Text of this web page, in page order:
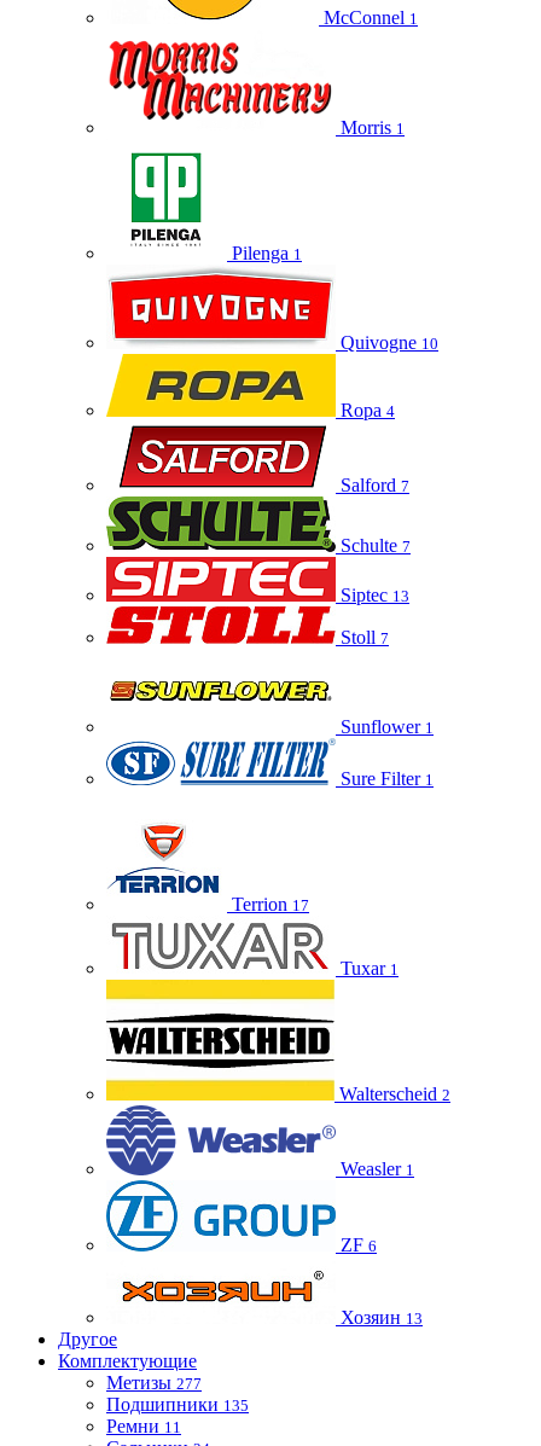
McConnel 1
Morris 1
Pilenga 1
Quivogne 10
Ropa 4
Salford 7
Schulte 7
Siptec 13
Stoll 7
Sunflower 1
Sure Filter 1
Terrion 17
Tuxar 1
Walterscheid 2
Weasler 1
ZF 6
Хозяин 13
Другое
Комплектующие
Метизы 277
Подшипники 135
Ремни 11